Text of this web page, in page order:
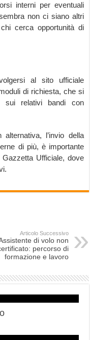
interni per eventuali
non ci siano altri
cerca opportunità di
al sito ufficiale
di richiesta, che si
sui relativi bandi con
alternativa, l’invio della
di più, è importante
Ufficiale, dove
Articolo Successivo
di volo non
percorso di
formazione e lavoro